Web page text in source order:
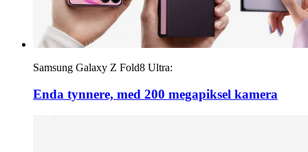
Samsung Galaxy Z Fold8 Ultra:
Enda tynnere, med 200 megapiksel kamera